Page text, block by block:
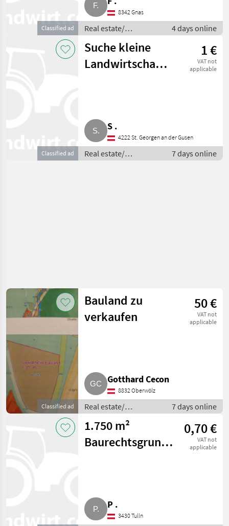
Classified ad
8342 Gnas
Real estate/
properties / Lands
4 days online
Classified ad
Suche kleine
Landwirtschaft,
1 €
VAT not
applicable
S .
4222 St. Georgen an der Gusen
Real estate/
properties / Lands
7 days online
Classified ad
Bauland zu
verkaufen
50 €
VAT not
applicable
Gotthard Cecon
8832 Oberwölz
Real estate/
properties / Lands
7 days online
1.750 m²
Baurechtsgrund
0,70 €
VAT not
applicable
P .
3430 Tulln